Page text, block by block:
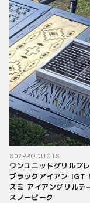
802PRODUCTS
ワンユニットグリルプ
ブラックアイアン
スミ アイアングリル
スノーピーク